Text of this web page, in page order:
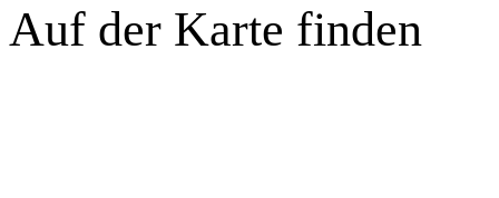
Auf der Karte finden